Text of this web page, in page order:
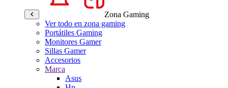
Zona Gaming
Ver todo en zona gaming
Portátiles Gaming
Monitores Gamer
Sillas Gamer
Accesorios
Marca
Asus